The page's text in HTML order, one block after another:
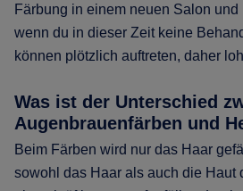
Färbung in einem neuen Salon
wenn du in dieser Zeit keine
können plötzlich auftreten, daher
Was ist der Unterschied
Augenbrauenfärben und
Beim Färben wird nur das Haar
sowohl das Haar als auch die Haut